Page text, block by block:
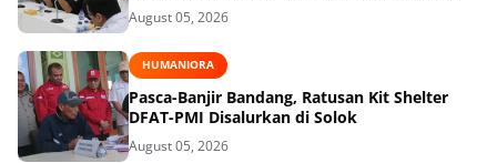
August 05, 2026
HUMANIORA
Pasca-Banjir Bandang, Ratusan Kit Shelter
DFAT-PMI Disalurkan di Solok
August 05, 2026